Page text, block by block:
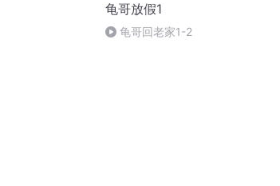
龟哥放假1
龟哥回老家1-2